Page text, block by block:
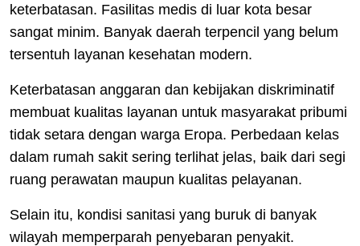
keterbatasan. Fasilitas medis di luar kota besar
sangat minim. Banyak daerah terpencil yang belum
tersentuh layanan kesehatan modern.
Keterbatasan anggaran dan kebijakan diskriminatif
membuat kualitas layanan untuk masyarakat pribumi
tidak setara dengan warga Eropa. Perbedaan kelas
dalam rumah sakit sering terlihat jelas, baik dari segi
ruang perawatan maupun kualitas pelayanan.
Selain itu, kondisi sanitasi yang buruk di banyak
wilayah memperparah penyebaran penyakit.